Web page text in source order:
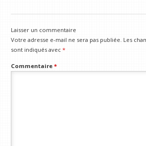
Laisser un commentaire
Votre adresse e-mail ne sera pas publiée. Les
sont indiqués avec*
Commentaire*